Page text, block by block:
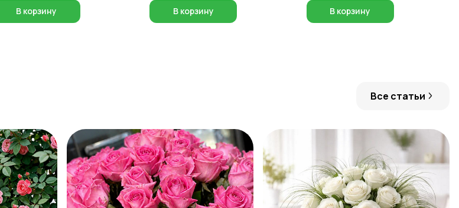
В корзину В корзину В корзину
Все статьи